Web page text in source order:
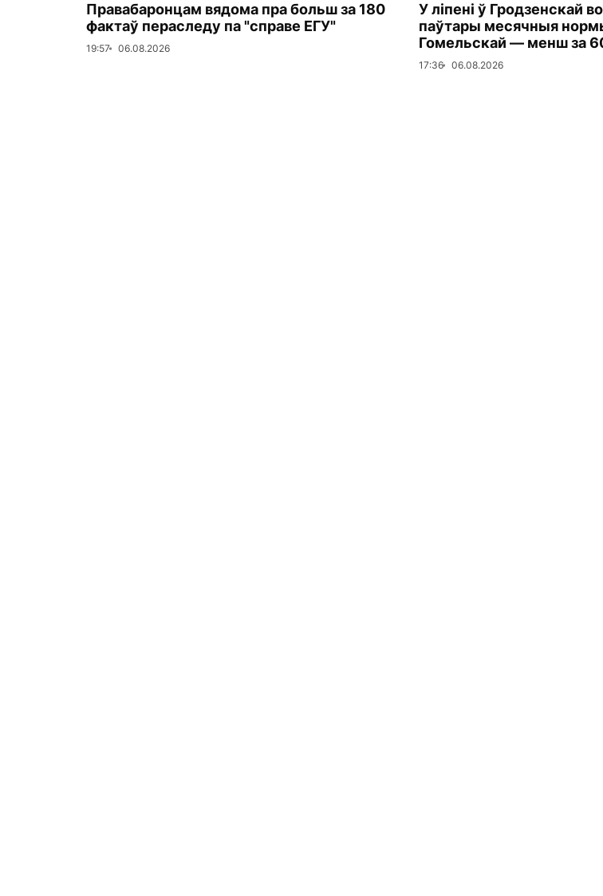
Правабаронцам вядома пра больш за 180
фактаў пераследу па "справе ЕГУ"
19:57 06.08.2026
У ліпені ў Гродзенскай
паўтары месячныя
Гомельскай — менш за
17:36 06.08.2026